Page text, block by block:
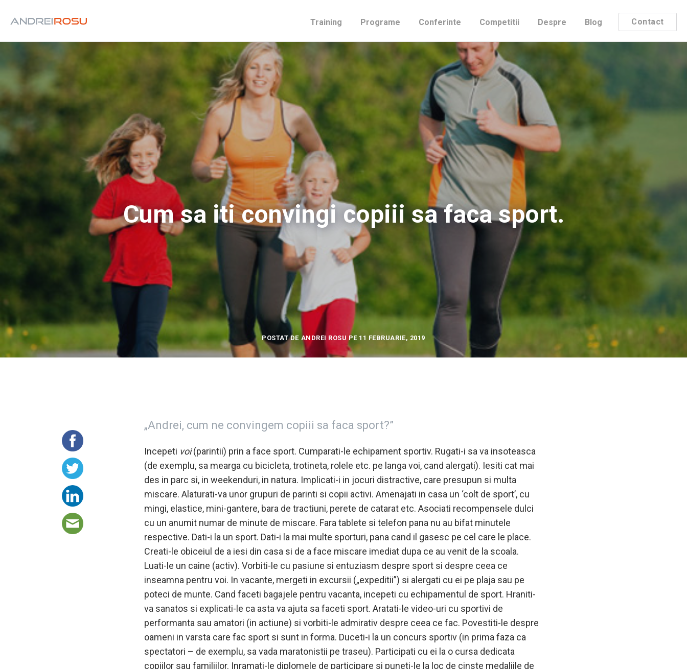
Training Programe Conferinte Competitii Despre Blog Contact
Cum sa iti convingi copiii sa faca sport.
POSTAT DE ANDREI ROSU PE 11 FEBRUARIE, 2019
„Andrei, cum ne convingem copiii sa faca sport?”
Incepeti voi(parintii) prin a face sport. Cumparati-le echipament sportiv. Rugati-i sa va insoteasca
(de exemplu, sa mearga cu bicicleta, trotineta, rolele etc. pe langa voi, cand alergati). Iesiti cat mai
des in parc si, in weekenduri, in natura. Implicati-i in jocuri distractive, care presupun si multa
miscare. Alaturati-va unor grupuri de parinti si copii activi. Amenajati in casa un ‘colt de sport’, cu
mingi, elastice, mini-gantere, bara de tractiuni, perete de catarat etc. Asociati recompensele dulci
cu un anumit numar de minute de miscare. Fara tablete si telefon pana nu au bifat minutele
respective. Dati-i la un sport. Dati-i la mai multe sporturi, pana cand il gasesc pe cel care le place.
Creati-le obiceiul de a iesi din casa si de a face miscare imediat dupa ce au venit de la scoala.
Luati-le un caine (activ). Vorbiti-le cu pasiune si entuziasm despre sport si despre ceea ce
inseamna pentru voi. In vacante, mergeti in excursii („expeditii”) si alergati cu ei pe plaja sau pe
poteci de munte. Cand faceti bagajele pentru vacanta, incepeti cu echipamentul de sport. Hraniti-
va sanatos si explicati-le ca asta va ajuta sa faceti sport. Aratati-le video-uri cu sportivi de
performanta sau amatori (in actiune) si vorbiti-le admirativ despre ceea ce fac. Povestiti-le despre
oameni in varsta care fac sport si sunt in forma. Duceti-i la un concurs sportiv (in prima faza ca
spectatori – de exemplu, sa vada maratonistii pe traseu). Participati cu ei la o cursa dedicata
copiilor sau familiilor. Inramati-le diplomele de participare si puneti-le la loc de cinste medaliile de